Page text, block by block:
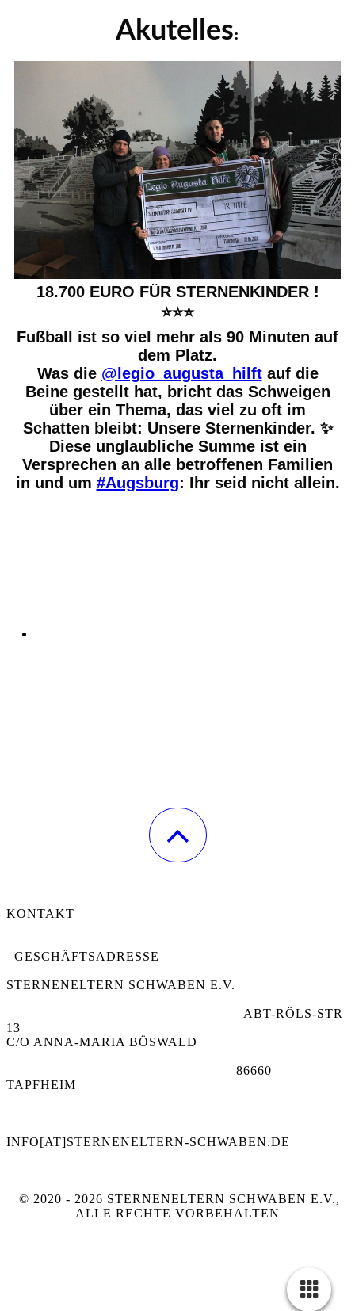
Akutelles:
18.700 EURO FÜR STERNENKINDER !
⭐️⭐️⭐️
Fußball ist so viel mehr als 90 Minuten auf
dem Platz.
Was die @legio_augusta_hilftauf die
Beine gestellt hat, bricht das Schweigen
über ein Thema, das viel zu oft im
Schatten bleibt: Unsere Sternenkinder. ✨
Diese unglaubliche Summe ist ein
Versprechen an alle betroffenen Familien
in und um #Augsburg: Ihr seid nicht allein.
KONTAKT
GESCHÄFTSADRESSE
STERNENELTERN SCHWABEN E.V.
ABT-RÖLS-STR
13
C/O ANNA-MARIA BÖSWALD
86660
TAPFHEIM
INFO[AT]STERNENELTERN-SCHWABEN.DE
© 2020 - 2026 STERNENELTERN SCHWABEN E.V.,
ALLE RECHTE VORBEHALTEN